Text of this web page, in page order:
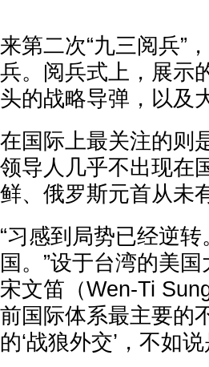
来第二次“九三阅兵”
兵。阅兵式上，展示
头的战略导弹，以及
在国际上最关注的则
领导人几乎不出现在
鲜、俄罗斯元首从未
“习感到局势已经逆
国。”设于台湾的美
宋文笛（Wen‑Ti
前国际体系最主要的
的‘战狼外交’，不如